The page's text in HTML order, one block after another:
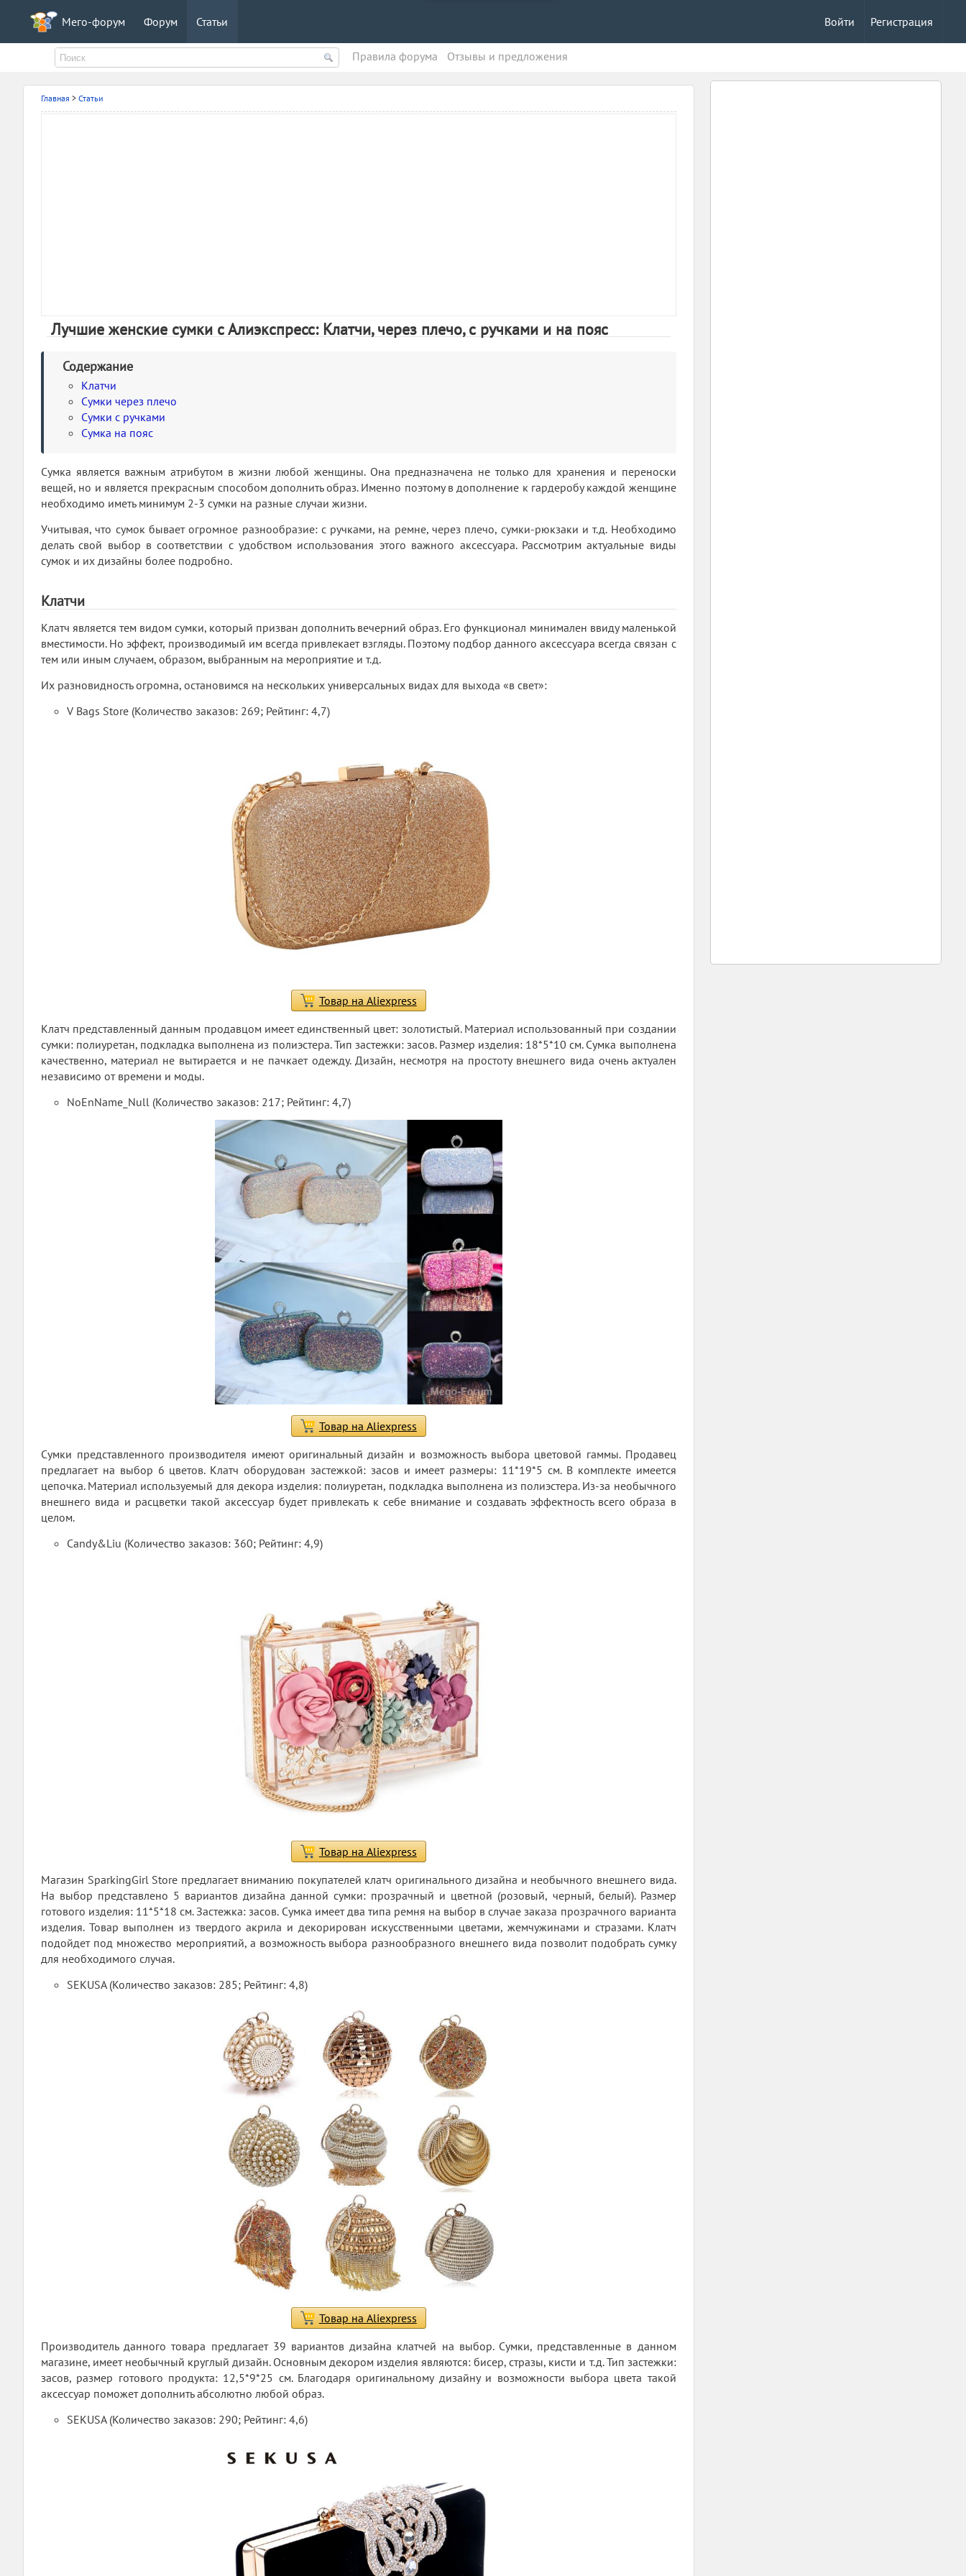
Мего-форум Форум Статьи Регистрация
Войти
Правила форума Oтзывы и предложения
Главная > Статьи
Лучшие женские сумки с Алиэкспресс: Клатчи, через плечо, с ручками и на пояс
Содержание
Клатчи
Сумки через плечо
Сумки с ручками
Сумка на пояс
Сумка является важным атрибутом в жизни любой женщины. Она предназначена не только для хранения и переноски
вещей, но и является прекрасным способом дополнить образ. Именно поэтому в дополнение к гардеробу каждой женщине
необходимо иметь минимум 2-3 сумки на разные случаи жизни.
Учитывая, что сумок бывает огромное разнообразие: с ручками, на ремне, через плечо, сумки-рюкзаки и т.д. Необходимо
делать свой выбор в соответствии с удобством использования этого важного аксессуара. Рассмотрим актуальные виды
сумок и их дизайны более подробно.
Клатчи
Клатч является тем видом сумки, который призван дополнить вечерний образ. Его функционал минимален ввиду маленькой
вместимости. Но эффект, производимый им всегда привлекает взгляды. Поэтому подбор данного аксессуара всегда связан с
тем или иным случаем, образом, выбранным на мероприятие и т.д.
Их разновидность огромна, остановимся на нескольких универсальных видах для выхода «в свет»:
V Bags Store (Количество заказов: 269; Рейтинг: 4,7)
Товар на Aliexpress
Клатч представленный данным продавцом имеет единственный цвет: золотистый. Материал использованный при создании
сумки: полиуретан, подкладка выполнена из полиэстера. Тип застежки: засов. Размер изделия: 18*5*10 см. Сумка выполнена
качественно, материал не вытирается и не пачкает одежду. Дизайн, несмотря на простоту внешнего вида очень актуален
независимо от времени и моды.
NoEnName_Null (Количество заказов: 217; Рейтинг: 4,7)
Товар на Aliexpress
Сумки представленного производителя имеют оригинальный дизайн и возможность выбора цветовой гаммы. Продавец
предлагает на выбор 6 цветов. Клатч оборудован застежкой: засов и имеет размеры: 11*19*5 см. В комплекте имеется
цепочка. Материал используемый для декора изделия: полиуретан, подкладка выполнена из полиэстера. Из-за необычного
внешнего вида и расцветки такой аксессуар будет привлекать к себе внимание и создавать эффектность всего образа в
целом.
Candy&Liu (Количество заказов: 360; Рейтинг: 4,9)
Товар на Aliexpress
Магазин SparkingGirl Store предлагает вниманию покупателей клатч оригинального дизайна и необычного внешнего вида.
На выбор представлено 5 вариантов дизайна данной сумки: прозрачный и цветной (розовый, черный, белый). Размер
готового изделия: 11*5*18 см. Застежка: засов. Сумка имеет два типа ремня на выбор в случае заказа прозрачного варианта
изделия. Товар выполнен из твердого акрила и декорирован искусственными цветами, жемчужинами и стразами. Клатч
подойдет под множество мероприятий, а возможность выбора разнообразного внешнего вида позволит подобрать сумку
для необходимого случая.
SEKUSA (Количество заказов: 285; Рейтинг: 4,8)
Товар на Aliexpress
Производитель данного товара предлагает 39 вариантов дизайна клатчей на выбор. Сумки, представленные в данном
магазине, имеет необычный круглый дизайн. Основным декором изделия являются: бисер, стразы, кисти и т.д. Тип застежки:
засов, размер готового продукта: 12,5*9*25 см. Благодаря оригинальному дизайну и возможности выбора цвета такой
аксессуар поможет дополнить абсолютно любой образ.
SEKUSA (Количество заказов: 290; Рейтинг: 4,6)